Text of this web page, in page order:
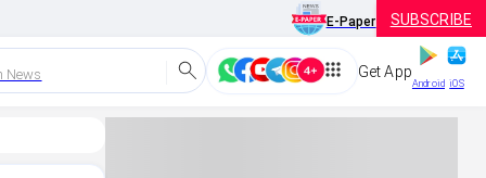
E-Paper SUBSCRIBE
News Get App
Android iOS